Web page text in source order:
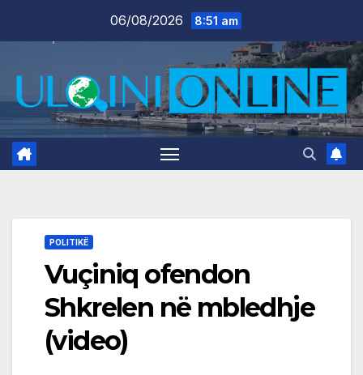
06/08/2026 8:51 am
POLITIKË
Vuçiniq ofendon
Shkrelen në mbledhje
(video)